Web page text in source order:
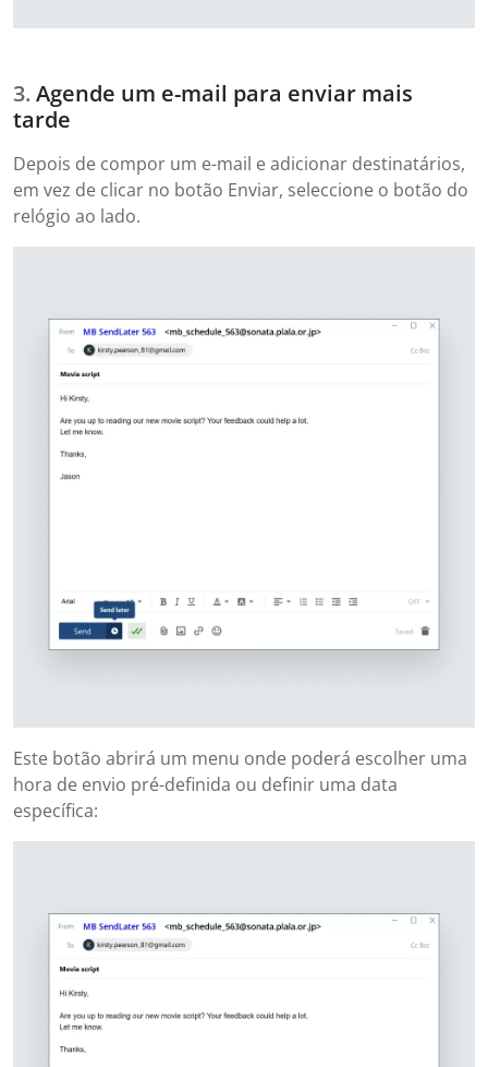
Agende um e-mail para enviar mais
tarde
Depois de compor um e-mail e adicionar destinatários,
em vez de clicar no botão Enviar, seleccione o botão do
relógio ao lado.
Este botão abrirá um menu onde poderá escolher uma
hora de envio pré-definida ou definir uma data
específica: